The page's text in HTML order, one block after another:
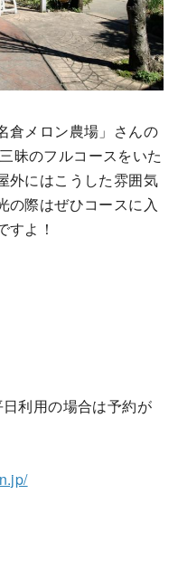
倉メロン農場」さんの
昧のフルコースをいた
外にはこうした雰囲気
の際はぜひコースに入
すよ！
利用の場合は予約が